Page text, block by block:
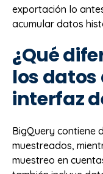
exportación lo
acumular datos
¿Qué
los datos
interfaz
BigQuery contiene
muestreados,
muestreo en